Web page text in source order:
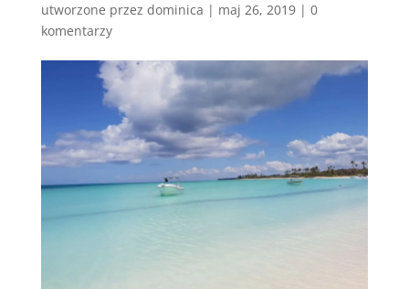
utworzone przez dominica | maj 26, 2019| 0
komentarzy